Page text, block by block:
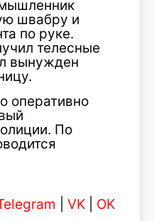
швабру и
по руке.
телесные
вынужден
оперативно
По
VK OK